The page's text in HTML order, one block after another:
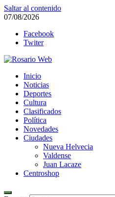
Saltar al contenido
07/08/2026
Facebook
Twiter
Rosario Web
Todas la noticias de Rosario y la
Inicio
Noticias
Deportes
Cultura
Clasificados
Política
Novedades
Ciudades
Nueva Helvecia
Valdense
Juan Lacaze
Centroshop